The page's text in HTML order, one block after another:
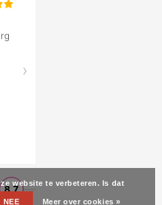
website te verbeteren. Is dat
NEE Meer over cookies »